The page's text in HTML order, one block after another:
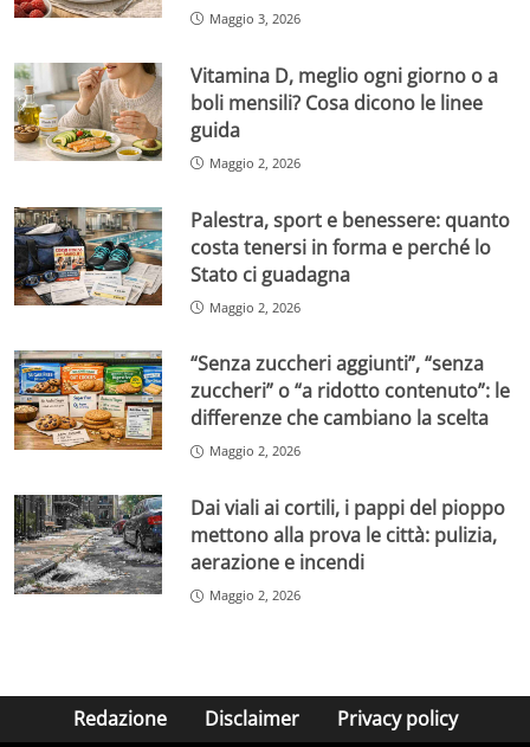
Maggio 3, 2026
Vitamina D, meglio ogni giorno o a
boli mensili? Cosa dicono le linee
guida
Maggio 2, 2026
Palestra, sport e benessere: quanto
costa tenersi in forma e perché lo
Stato ci guadagna
Maggio 2, 2026
“Senza zuccheri aggiunti”, “senza
zuccheri” o “a ridotto contenuto”: le
differenze che cambiano la scelta
Maggio 2, 2026
Dai viali ai cortili, i pappi del pioppo
mettono alla prova le città: pulizia,
aerazione e incendi
Maggio 2, 2026
Redazione Disclaimer Privacy policy